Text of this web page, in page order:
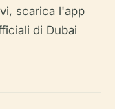
scarica l'app
di Dubai